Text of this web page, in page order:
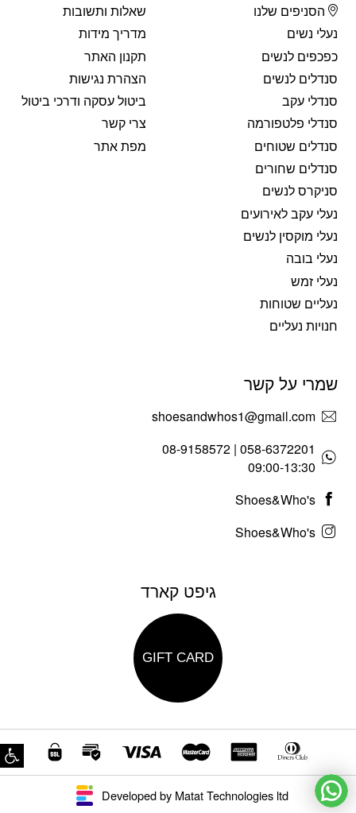
הסניפים שלנו
נעלי נשים
כפכפים לנשים
סנדלים לנשים
סנדלי עקב
סנדלי פלטפורמה
סנדלים שטוחים
סנדלים שחורים
סניקרס לנשים
נעלי עקב לאירועים
נעלי מוקסין לנשים
נעלי בובה
נעלי זמש
נעליים שטוחות
חנויות נעליים
שאלות ותשובות
מדריך מידות
תקנון האתר
הצהרת נגישות
ביטול עסקה ודרכי ביטול
צרי קשר
מפת אתר
שמרי על קשר
shoesandwhos1@gmail.com
058-6372201 | 08-9158572
09:00-13:30
Shoes&Who's
Shoes&Who's
גיפט קארד
GIFT CARD
Developed by Matat Technologies ltd